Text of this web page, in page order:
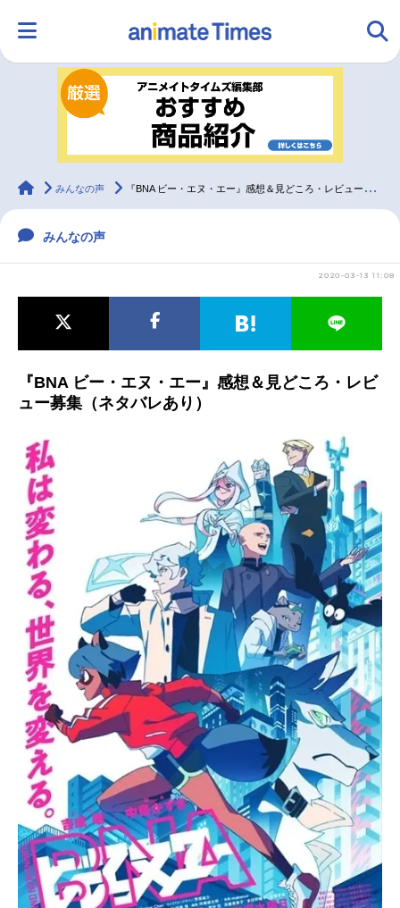
ランキング アニメ
ラジオ
2.5次元 配信・Vtuber トレンド 無料マンガ
最新記事一覧
アニメ記事一覧 声優記事一覧
今期アニメ曜日別一覧
春アニメ 夏アニメ
秋アニメ 冬アニメ
男性声優/女性声優一覧
FOLLOW US
animateTimes
みんなの声 『BNA ビー・エヌ・エー』感想＆見どころ・レビュー募集（ネタバレあり）
みんなの声
2020-03-13 11:08
『BNA ビー・エヌ・エー』感想＆見どころ・レビ
ュー募集（ネタバレあり）